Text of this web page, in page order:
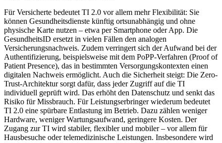
Für Versicherte bedeutet TI 2.0 vor allem mehr Flexibilität: Sie
können Gesundheitsdienste künftig ortsunabhängig und ohne
physische Karte nutzen – etwa per Smartphone oder App. Die
GesundheitsID ersetzt in vielen Fällen den analogen
Versicherungsnachweis. Zudem verringert sich der Aufwand bei der
Authentifizierung, beispielsweise mit dem PoPP-Verfahren (Proof of
Patient Presence), das in bestimmten Versorgungskontexten einen
digitalen Nachweis ermöglicht. Auch die Sicherheit steigt: Die Zero-
Trust-Architektur sorgt dafür, dass jeder Zugriff auf die TI
individuell geprüft wird. Das erhöht den Datenschutz und senkt das
Risiko für Missbrauch. Für Leistungserbringer wiederum bedeutet
TI 2.0 eine spürbare Entlastung im Betrieb. Dazu zählen weniger
Hardware, weniger Wartungsaufwand, geringere Kosten. Der
Zugang zur TI wird stabiler, flexibler und mobiler – vor allem für
Hausbesuche oder telemedizinische Leistungen. Insbesondere wird